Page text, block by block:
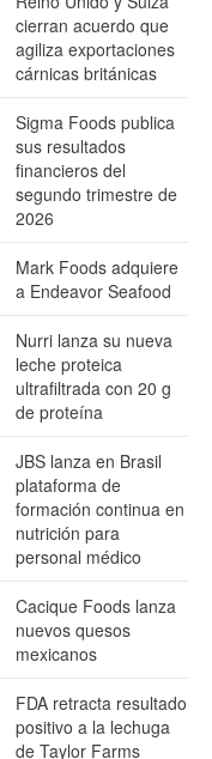
cierran acuerdo que
agiliza exportaciones
cárnicas británicas
Sigma Foods publica
sus resultados
financieros del
segundo trimestre de
2026
Mark Foods adquiere
a Endeavor Seafood
Nurri lanza su nueva
leche proteica
ultrafiltrada con 20 g
de proteína
JBS lanza en Brasil
plataforma de
formación continua en
nutrición para
personal médico
Cacique Foods lanza
nuevos quesos
mexicanos
FDA retracta resultado
positivo a la lechuga
de Taylor Farms